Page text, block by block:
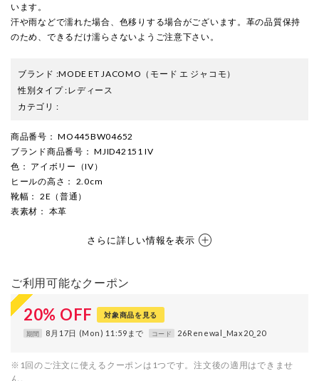
います。
汗や雨などで濡れた場合、色移りする場合がございます。革の品質保持
のため、できるだけ濡らさないようご注意下さい。
ブランド :MODE ET JACOMO （モード エ ジャコモ）
性別タイプ:レディース
カテゴリ :
商品番号 ： MO445BW04652
ブランド商品番号 ： MJID42151 IV
色 ： アイボリー（IV）
ヒールの高さ ： 2.0cm
靴幅 ： 2E（普通）
表素材 ： 本革
さらに詳しい情報を表示
ご利用可能なクーポン
20% OFF 対象商品を見る
期間 8月17日 (Mon) 11:59まで コード 26Renewal_Max20_20
※1回のご注文に使えるクーポンは1つです。注文後の適用はできませ
ん。